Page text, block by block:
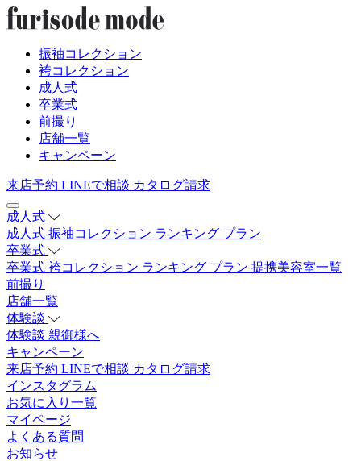
振袖コレクション
袴コレクション
成人式
卒業式
前撮り
店舗一覧
キャンペーン
来店予約 LINEで相談 カタログ請求
成人式
成人式 振袖コレクション ランキング プラン
卒業式
卒業式 袴コレクション ランキング プラン 提携美容室一覧
前撮り
店舗一覧
体験談
体験談 親御様へ
キャンペーン
来店予約 LINEで相談 カタログ請求
インスタグラム
お気に入り一覧
マイページ
よくある質問
お知らせ